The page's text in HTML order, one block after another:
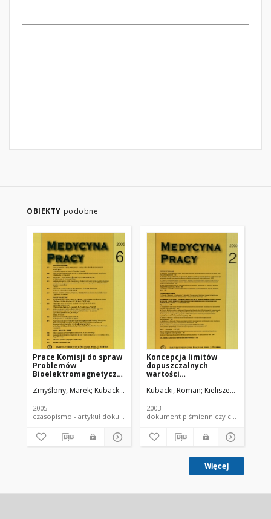
OBIEKTY podobne
Prace Komisji do spraw
Problemów
Bioelektromagnetycznych
Badań Radiacyjnych w
krajowych przepisów o
najwyższych
natężeniach w polach
eletromagnetycznych
Zmyślony, Marek Kubacki, Roman Aniołczyk, Halina Kieliszek,
2005
czasopismo - artykuł dokument piśmienniczy
Koncepcja limitów
dopuszczalnych
wartości
pól impulsowych
Kubacki, Roman Kieliszek, Jarosław
2003
dokument piśmienniczy
Więcej